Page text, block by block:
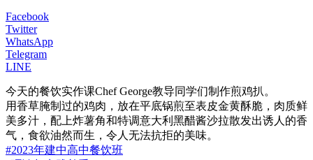
Facebook
Twitter
WhatsApp
Telegram
LINE
今天的餐饮实作课Chef George教导同学们制作煎鸡扒。
用香草腌制过的鸡肉，放在平底锅煎至表皮金黄酥脆，肉质鲜
美多汁，配上炸薯角和特调意大利黑醋酱沙拉散发出诱人的香
气，食欲油然而生，令人无法抗拒的美味。
#2023年建中高中餐饮班